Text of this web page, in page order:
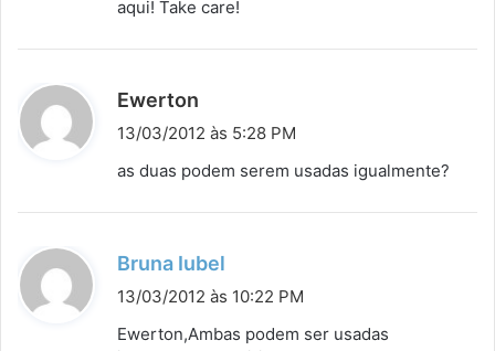
aqui! Take care!
Ewerton
i
e
13/03/2012 às 5:28 PM
as duas podem serem usadas igualmente?
Bruna Iubel
i
13/03/2012 às 10:22 PM
Ewerton,Ambas podem ser usadas